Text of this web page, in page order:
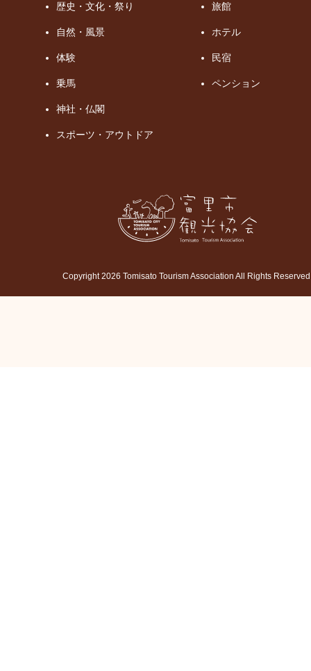
歴史・文化・祭り
自然・風景
体験
乗馬
神社・仏閣
スポーツ・アウトドア
旅館
ホテル
民宿
ペンション
Copyright 2026 Tomisato Tourism Association All Rights